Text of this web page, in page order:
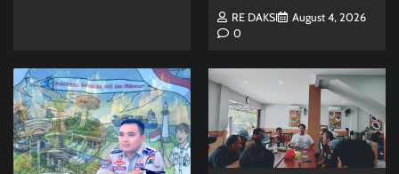
RE DAKSI
August 4, 2026
0